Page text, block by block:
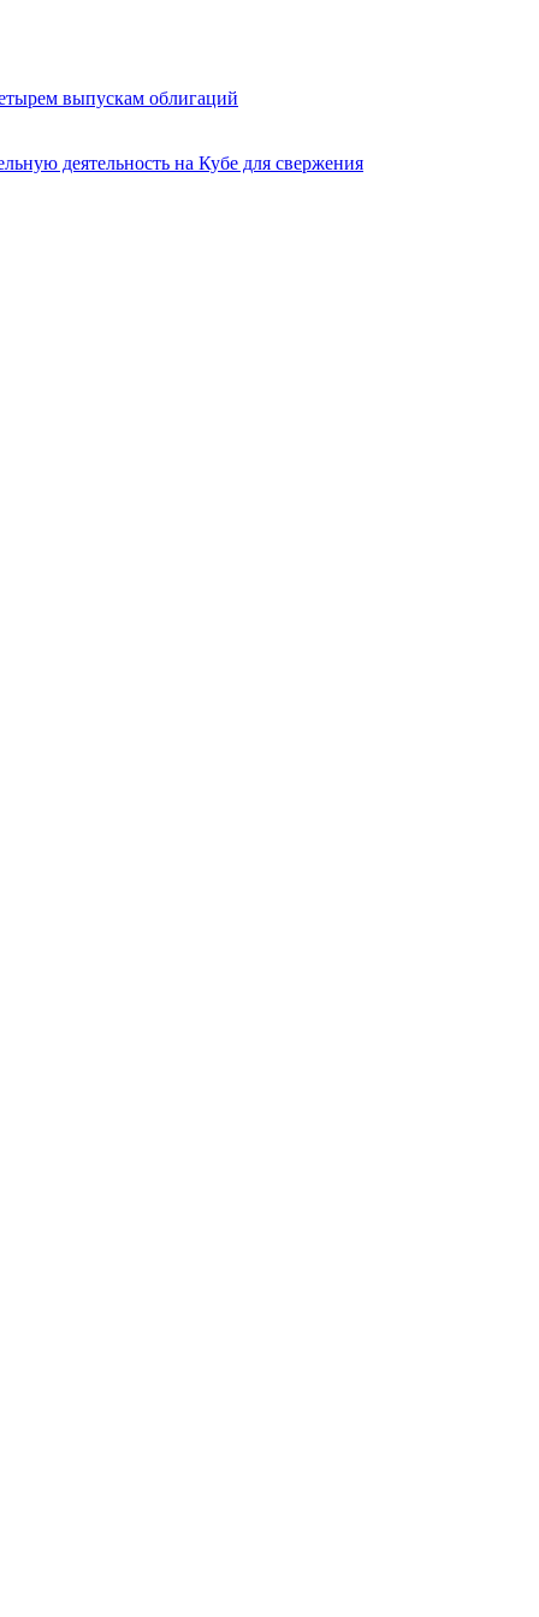
выпускам облигаций
деятельность на Кубе для свержения